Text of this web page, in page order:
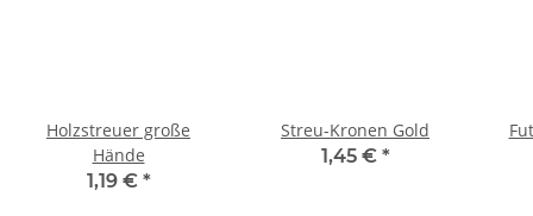
Holzstreuer große
Hände
1,19 € *
Streu-Kronen Gold
1,45 € *